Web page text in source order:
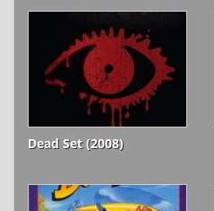
Dead Set (2008)